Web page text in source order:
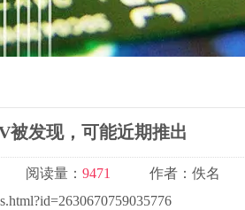
2
被发现，可能近期推出
阅读量： 9471 作者： 佚名